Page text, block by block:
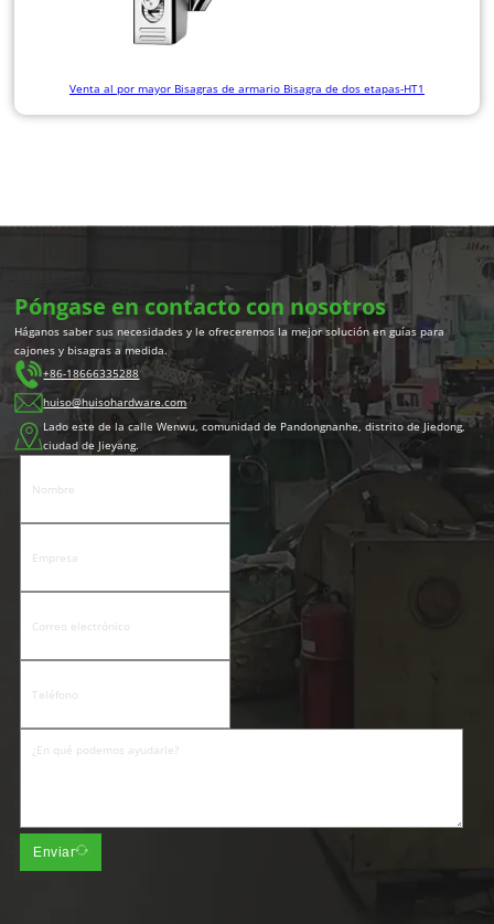
Venta al por mayor Bisagras de armario Bisagra de dos etapas-HT1
Póngase en contacto con nosotros
Háganos saber sus necesidades y le ofreceremos la mejor solución en guías para
cajones y bisagras a medida.
+86-18666335288
huiso@huisohardware.com
Lado este de la calle Wenwu, comunidad de Pandongnanhe, distrito de Jiedong,
ciudad de Jieyang.
Enviar